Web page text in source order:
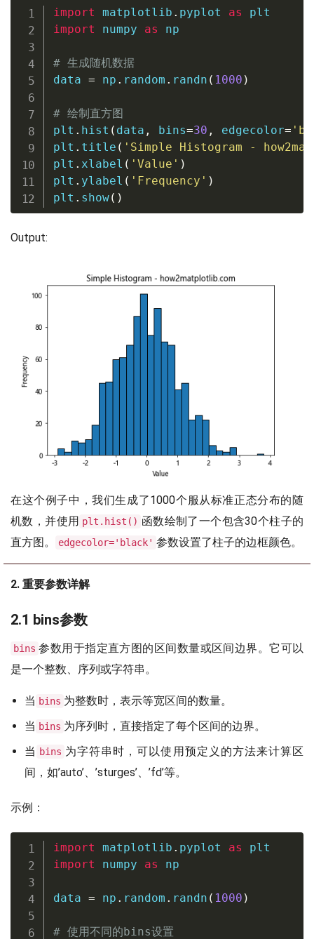
import matplotlib . pyplot as
import numpy as np
# 生成随机数据
data = np . random . randn ( 1000 )
# 绘制直方图
plt . hist ( data , bins=30 , edgecolor=
plt . title ( 'Simple Histogram -
plt . xlabel ( 'Value' )
plt . ylabel ( 'Frequency' )
plt . show( )
Output:
在这个例子中，我们生成了1000个服从标准正态分布的随
机数，并使用 plt.hist() 函数绘制了一个包含30个柱子的
直方图。
edgecolor='black' 参数设置了柱子的边框颜色。
2. 重要参数详解
2.1 bins参数
bins 参数用于指定直方图的区间数量或区间边界。它可以
是一个整数、序列或字符串。
当 bins 为整数时，表示等宽区间的数量。
当 bins 为序列时，直接指定了每个区间的边界。
当 bins 为字符串时，可以使用预定义的方法来计算区
间，如’auto’、’sturges’、’fd’等。
示例：
import matplotlib . pyplot as
import numpy as np
data = np . random . randn ( 1000 )
# 使用不同的bins设置